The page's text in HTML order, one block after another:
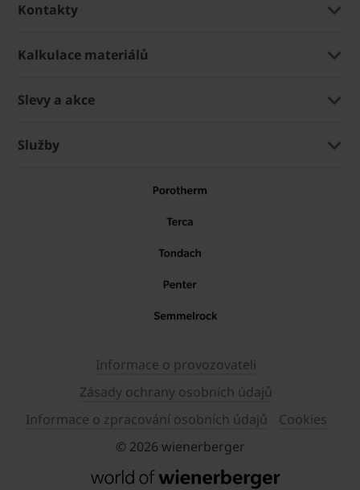
Kontakty
Kalkulace materiálů
Slevy a akce
Služby
Informace o provozovateli
Zásady ochrany osobních údajů
Informace o zpracování osobních údajů
Cookies
© 2026 wienerberger